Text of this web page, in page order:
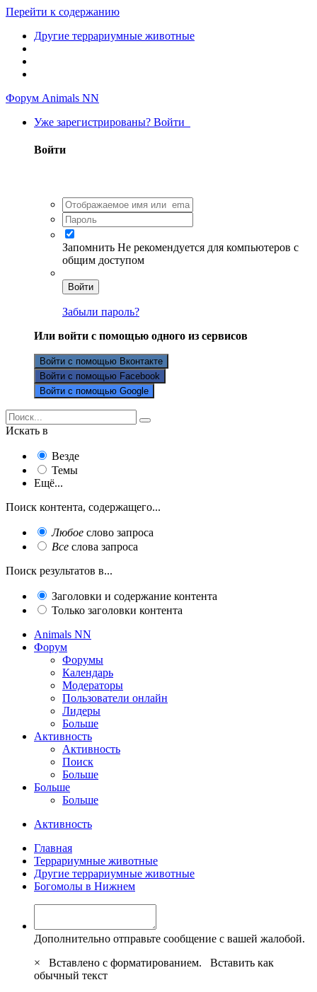
Перейти к содержанию
Другие террариумные животные
Форум Animals NN
Уже зарегистрированы? Войти
Войти
Запомнить Не рекомендуется для компьютеров с
общим доступом
Войти
Забыли пароль?
Или войти с помощью одного из сервисов
Войти с помощью Вконтакте
Войти с помощью Facebook
Войти с помощью Google
Искать в
Везде
Темы
Ещё...
Поиск контента, содержащего...
Любое слово запроса
Все слова запроса
Поиск результатов в...
Заголовки и содержание контента
Только заголовки контента
Animals NN
Форум
Форумы
Календарь
Модераторы
Пользователи онлайн
Лидеры
Больше
Активность
Активность
Поиск
Больше
Больше
Больше
Активность
Главная
Террариумные животные
Другие террариумные животные
Богомолы в Нижнем
Дополнительно отправьте сообщение с вашей жалобой.
×
Вставлено с форматированием. Вставить как
обычный текст